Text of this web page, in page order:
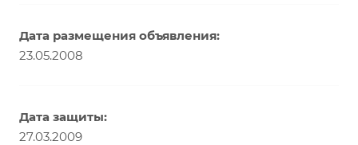
Дата размещения объявления:
23.05.2008
Дата защиты:
27.03.2009